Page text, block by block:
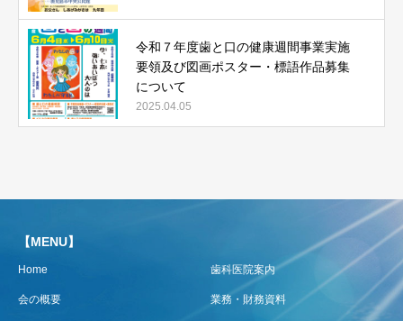
令和７年度歯と口の健康週間事業実施
要領及び図画ポスター・標語作品募集
について
2025.04.05
【MENU】
Home 歯科医院案内
会の概要 業務・財務資料